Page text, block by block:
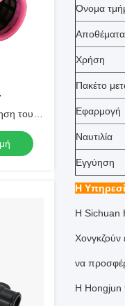
του
Όνομα
Αποθέματα
Χρήση
Πακέτο
Εφαρμογή
Ναυτιλία
Εγγύηση
Η
Η Sichuan
Χονγκζούν
να
Η Hongjun